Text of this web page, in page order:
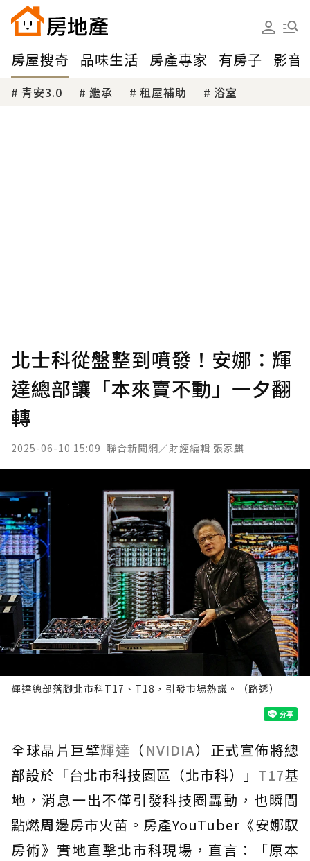
房屋搜奇 品味生活 房產專家 有房子 影音
青安3.0 繼承 租屋補助 浴室
北士科從盤整到噴發！安娜：輝
達總部讓「本來賣不動」一夕翻
轉
2025-06-10 15:09 聯合新聞網／財經編輯 張家麒
輝達總部落腳北市科T17、T18，引發市場熱議。（路透）
全球晶片巨擘輝達 （NVIDIA）正式宣佈將總
部設於「台北市科技園區（北市科）」 T17基
地，消息一出不僅引發科技圈轟動，也瞬間
點燃周邊房市火苗。房產YouTuber《安娜馭
房術》實地直擊北市科現場，直言：「原本